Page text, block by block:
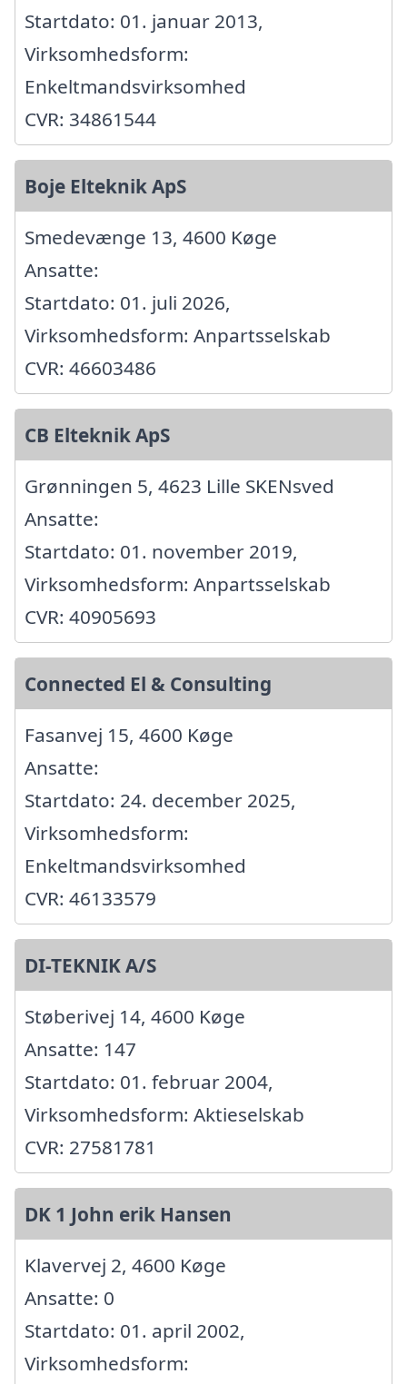
Startdato: 01. januar 2013,
Virksomhedsform:
Enkeltmandsvirksomhed
CVR: 34861544
Boje Elteknik ApS
Smedevænge 13, 4600 Køge
Ansatte:
Startdato: 01. juli 2026,
Virksomhedsform: Anpartsselskab
CVR: 46603486
CB Elteknik ApS
Grønningen 5, 4623 Lille SKENsved
Ansatte:
Startdato: 01. november 2019,
Virksomhedsform: Anpartsselskab
CVR: 40905693
Connected El & Consulting
Fasanvej 15, 4600 Køge
Ansatte:
Startdato: 24. december 2025,
Virksomhedsform:
Enkeltmandsvirksomhed
CVR: 46133579
DI-TEKNIK A/S
Støberivej 14, 4600 Køge
Ansatte: 147
Startdato: 01. februar 2004,
Virksomhedsform: Aktieselskab
CVR: 27581781
DK 1 John erik Hansen
Klavervej 2, 4600 Køge
Ansatte: 0
Startdato: 01. april 2002,
Virksomhedsform: